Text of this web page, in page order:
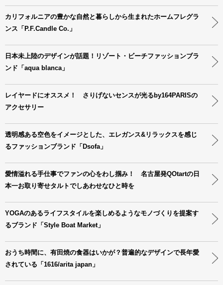
カリフォルニアの豊かな自然と暮らしから生まれたホームフレグラ
ンス「P.F.Candle Co.」
日本未上陸のデザインが話題！リゾート・ビーチファッションブラ
ンド「aqua blanca」
レイヤードにオススメ！ さりげないセンスが光るby164PARISの
アクセサリー
透明感ある空色をイメージとした、エレガンス&リラックスを感じ
るファッションブランド「Dsofa」
愛情溢れる手仕事でファンの心をわし掴み！ 名古屋発QOtartの日
本一お取り寄せタルトでしあわせなひと時を
YOGAのあるライフスタイルを楽しめるようなモノづくりを提案す
るブランド「Style Boat Market」
おうち時間に、有田焼の食器はいかが？普遍的なデザインで長年愛
されている「1616/arita japan」